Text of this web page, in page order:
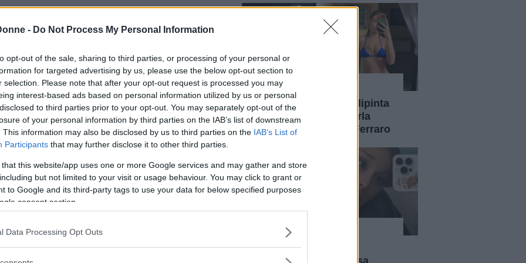
- Do Not Process My Personal Information
opt-out of the sale, sharing to third parties, or processing of your personal or
for targeted advertising by us, please use the below opt-out section to
selection. Please note that after your opt-out request is processed you may
interest-based ads based on personal information utilized by us or personal
to third parties prior to your opt-out. You may separately opt-out of the
of your personal information by third parties on the IAB’s list of downstream
This information may also be disclosed by us to third parties on the IAB’s List of
Participants that may further disclose it to other third parties.
that this website/app uses one or more Google services and may gather and store
but not limited to your visit or usage behaviour. You may click to grant or
to Google and its third-party tags to use your data for below specified purposes
consent section.
Data Processing Opt Outs
L’ho vista rientrare nel pomeriggio con
immaginare cosa stesse per succedere.”
truffa, è statosoccorso e ricoverato dopo
in ospedale. La Procura ha disposto il
e stalking.
avevadeciso di lasciare il compagno , e
di sentirsi minacciata.
di lui», ha confermato l’ex fidanzato
ma diversi vicini avevano assistito ad
fa, avevano litigato, lei aveva chiamato la
Chiara Ferragni "dipinta
come Satana". Parla
l'amica Veronica Ferraro
Ariana Grande si
prenderà una pausa